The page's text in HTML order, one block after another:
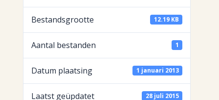
Bestandsgrootte 12.19 KB
Aantal bestanden 1
Datum plaatsing 1 januari 2013
Laatst geüpdatet 28 juli 2015